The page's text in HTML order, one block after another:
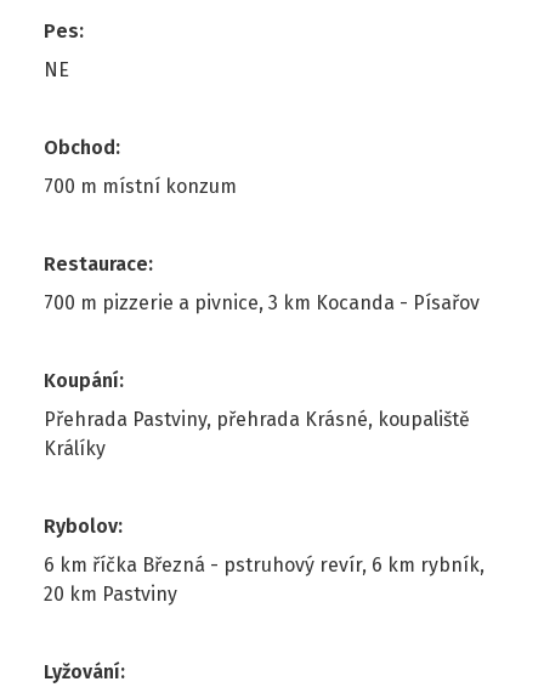
Pes:
NE
Obchod:
700 m místní konzum
Restaurace:
700 m pizzerie a pivnice, 3 km Kocanda - Písařov
Koupání:
Přehrada Pastviny, přehrada Krásné, koupaliště
Králíky
Rybolov:
6 km říčka Březná - pstruhový revír, 6 km rybník,
20 km Pastviny
Lyžování: